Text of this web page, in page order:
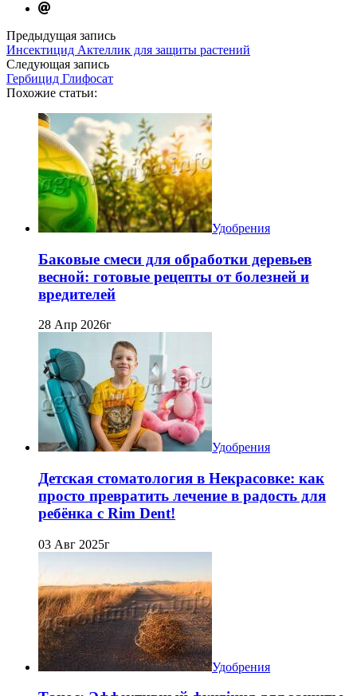
Предыдущая запись
Инсектицид Актеллик для защиты растений
Следующая запись
Гербицид Глифосат
Похожие статьи:
Удобрения
Баковые смеси для обработки деревьев
весной: готовые рецепты от болезней и
вредителей
28 Апр 2026г
Удобрения
Детская стоматология в Некрасовке: как
просто превратить лечение в радость для
ребёнка с Rim Dent!
03 Авг 2025г
Удобрения